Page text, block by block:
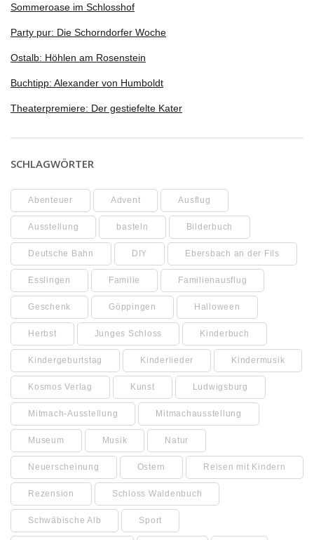
Sommeroase im Schlosshof
Party pur: Die Schorndorfer Woche
Ostalb: Höhlen am Rosenstein
Buchtipp: Alexander von Humboldt
Theaterpremiere: Der gestiefelte Kater
SCHLAGWÖRTER
Abenteuer Advent Ausflug
Ausstellung basteln Bilderbuch
Deutsche Bahn DIY Ebersbach an der Fils
Esslingen Familie Familienausflug
Geschenk Göppingen Halloween
Herbst Junges Schloss Kinderbuch
Kindergeburtstag Kinderlieder Kindermusik
Kosmos Verlag Kunst Ludwigsburg
Mitmach-Ausstellung Mitmachausstellung
Museum Musik Natur
Neuerscheinung Ostern Reisen mit Kindern
Rezension Schloss Waldenbuch
Schwäbische Alb Sport